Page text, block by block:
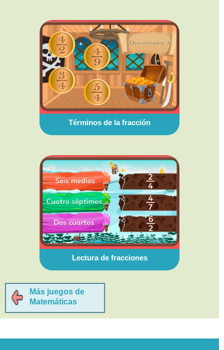
Términos de la fracción
Lectura de fracciones
Más juegos de
Matemáticas